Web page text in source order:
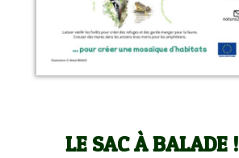
LE SAC À BALADE !